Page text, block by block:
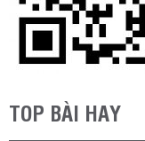
TOP BÀI HAY